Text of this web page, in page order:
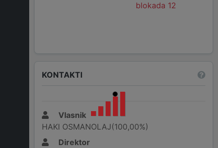
blokada 12
KONTAKTI
Vlasnik
HAKI OSMANOLAJ(100,00%)
Direktor